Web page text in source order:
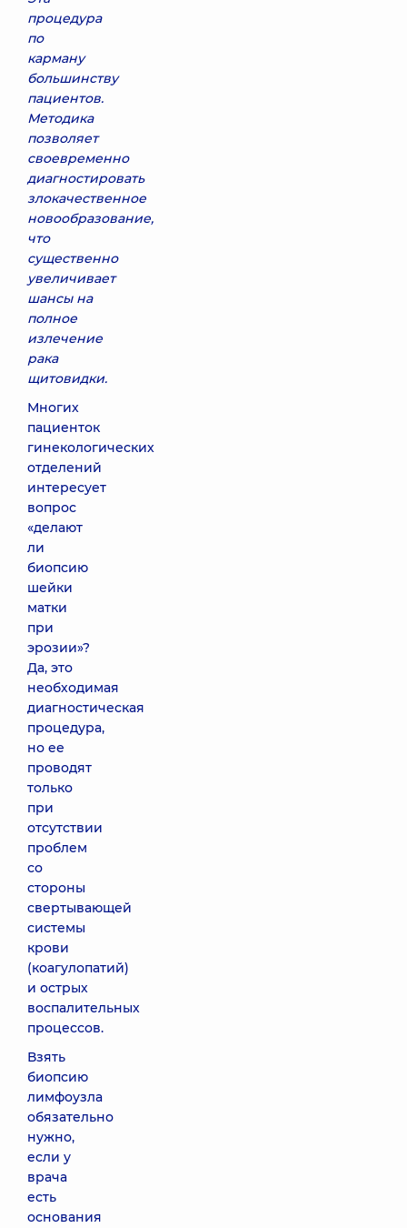
процедура
по
карману
большинству
пациентов.
Методика
позволяет
своевременно
диагностировать
злокачественное
новообразование,
что
существенно
увеличивает
шансы на
полное
излечение
рака
щитовидки.
Многих
пациенток
гинекологических
отделений
интересует
вопрос
«делают
ли
биопсию
шейки
матки
при
эрозии»?
Да, это
необходимая
диагностическая
процедура,
но ее
проводят
только
при
отсутствии
проблем
со
стороны
свертывающей
системы
крови
(коагулопатий)
и острых
воспалительных
процессов.
Взять
биопсию
лимфоузла
обязательно
нужно,
если у
врача
есть
основания